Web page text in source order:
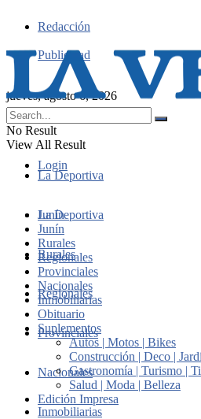
Redacción
Publicidad
jueves, agosto 6, 2026
Login
No Result
View All Result
La Deportiva
Junín
Rurales
Regionales
Provinciales
Nacionales
Inmobiliarias
La Deportiva
Junín
Rurales
Regionales
Provinciales
Nacionales
Inmobiliarias
Obituario
Suplementos
Autos | Motos | Bikes
Construcción | Deco |
Gastronomía | Turismo |
Salud | Moda | Belleza
Edición Impresa